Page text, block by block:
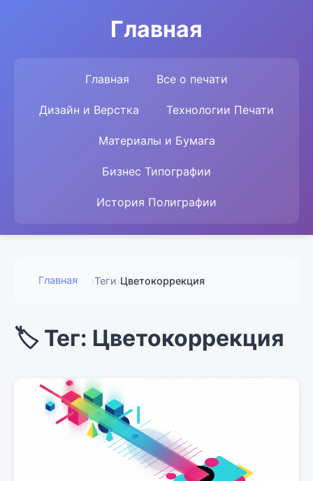
Главная
Главная Все о печати
Дизайн и Верстка Технологии Печати
Материалы и Бумага
Бизнес Типографии
История Полиграфии
Главная ›Теги›Цветокоррекция
🏷️ Тег: Цветокоррекция